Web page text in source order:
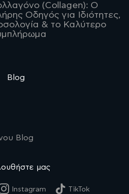
(Collagen): Ο
Οδηγός για Ιδιότητες,
& το Καλύτερο
Blog
Blog
μας
Instagram TikTok